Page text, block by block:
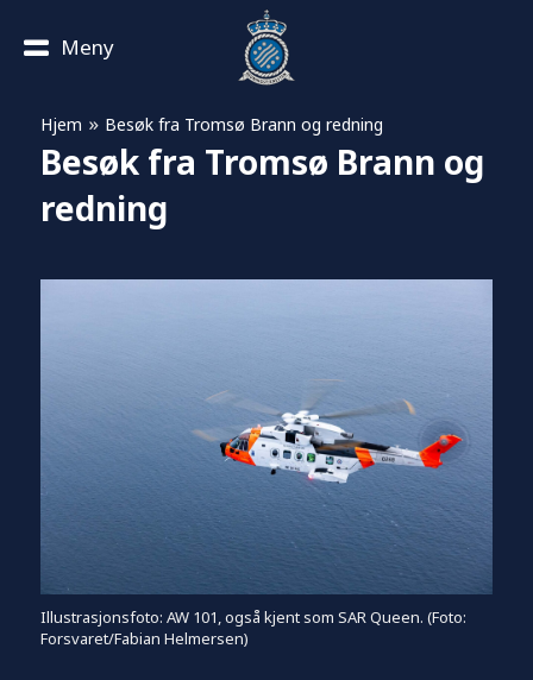
Meny
Hjem » Besøk fra Tromsø Brann og redning
Besøk fra Tromsø Brann og
redning
Illustrasjonsfoto: AW 101, også kjent som SAR Queen. (Foto:
Forsvaret/Fabian Helmersen)